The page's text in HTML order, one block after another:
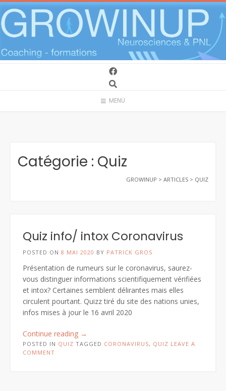
Skip
to
content
MENU
Catégorie : Quiz
GROWINUP > ARTICLES > QUIZ
Quiz info/ intox Coronavirus
POSTED ON 8 MAI 2020 BY PATRICK GROS
Présentation de rumeurs sur le coronavirus, saurez-
vous distinguer informations scientifiquement vérifiées
et intox? Certaines semblent délirantes mais elles
circulent pourtant. Quizz tiré du site des nations unies,
infos mises à jour le 16 avril 2020
Continue reading “Quiz
info/
→
POSTED IN QUIZ TAGGED CORONAVIRUS, QUIZ LEAVE A
COMMENT